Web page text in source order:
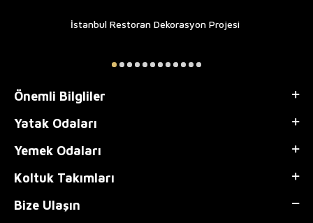
İstanbul Restoran Dekorasyon Projesi
Önemli Bilgliler
Yatak Odaları
Yemek Odaları
Koltuk Takımları
Bize Ulaşın